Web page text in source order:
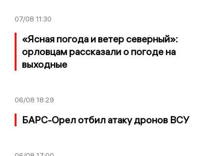
07/08 11:30
«Ясная погода и ветер северный»:
орловцам рассказали о погоде на
выходные
06/08 18:29
БАРС-Орел отбил атаку дронов ВСУ